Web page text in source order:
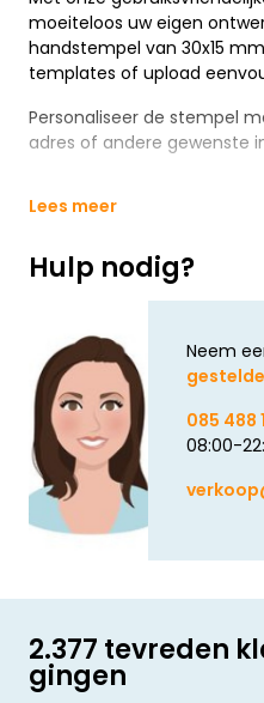
moeiteloos uw eigen
handstempel van 30x15
templates of upload
Personaliseer de stempel
adres of andere gewenste
Lees meer
Hulp nodig?
Neem
085 488
08:00-
2.377 tevreden
gingen